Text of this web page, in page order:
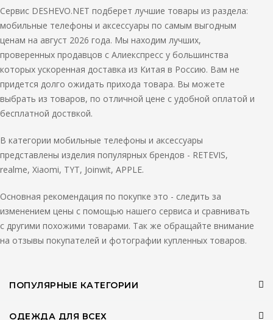
Сервис DESHEVO.NET подберет лучшие товары из раздела:
мобильные телефоны и аксессуары по самым выгодным
ценам на август 2026 года. Мы находим лучших,
проверенных продавцов с Алиекспресс у большинства
которых ускоренная доставка из Китая в Россию. Вам не
придется долго ожидать прихода товара. Вы можете
выбрать из товаров, по отличной цене с удобной оплатой и
бесплатной доствкой.
В категории мобильные телефоны и аксессуары
представлены изделия популярных брендов - RETEVIS,
realme, Xiaomi, TYT, Joinwit, APPLE.
Основная рекомендация по покупке это - следить за
изменением цены с помощью нашего сервиса и сравнивать
с другими похожими товарами. Так же обращайте внимание
на отзывы покупателей и фотографии купленных товаров.
ПОПУЛЯРНЫЕ КАТЕГОРИИ
ОДЕЖДА ДЛЯ ВСЕХ